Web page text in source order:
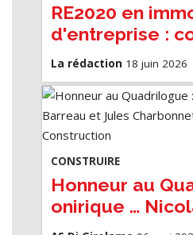
RE2020 en
d'entreprise :
absorber les
construction
la rentabilité
La rédaction 18 juin 2026
CONSTRUIRE
Honneur au
onirique …
et Jules